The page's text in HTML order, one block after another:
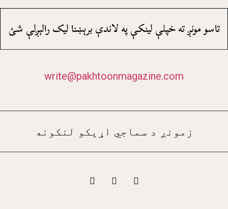
تاسو مونږ ته خپلې لينکې په لاندې برېښنا ليک رالېږلې شئ
write@pakhtoonmagazine.com
زمونږ د سماجي اړيکو لنکونه